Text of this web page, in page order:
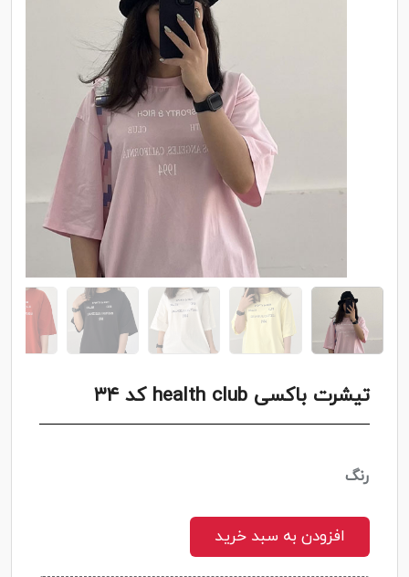
تیشرت باکسی health club کد ۳۴
رنگ
افزودن به سبد خرید